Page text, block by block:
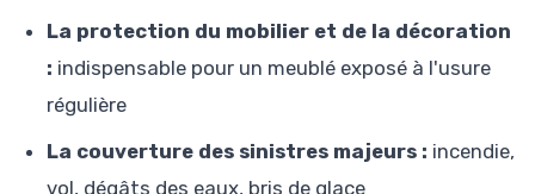
La protection du mobilier et de la décoration
: indispensable pour un meublé exposé à l'usure
régulière
La couverture des sinistres majeurs : incendie,
vol, dégâts des eaux, bris de glace